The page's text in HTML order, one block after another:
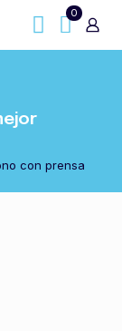
0
con prensa